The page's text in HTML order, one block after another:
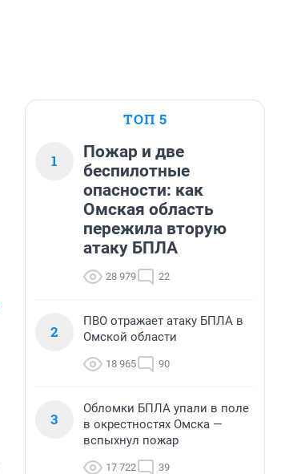
ТОП 5
1
Пожар и две
беспилотные
опасности: как
Омская область
пережила вторую
атаку БПЛА
28 979 22
2
ПВО отражает атаку БПЛА в
Омской области
18 965 90
3
Обломки БПЛА упали в поле
в окрестностях Омска —
вспыхнул пожар
17 722 39